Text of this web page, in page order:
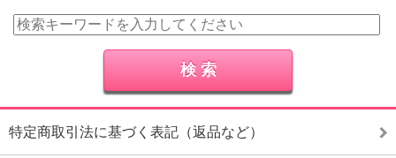
特定商取引法に基づく表記（返品など）